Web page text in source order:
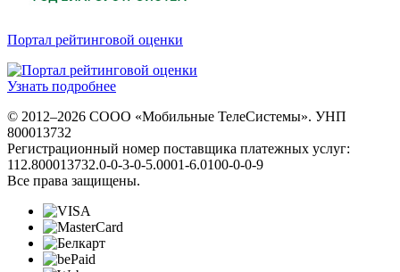
Портал рейтинговой оценки
Узнать подробнее
© 2012–2026 СООО «Мобильные ТелеСистемы». УНП
800013732
Регистрационный номер поставщика платежных услуг:
112.800013732.0-0-3-0-5.0001-6.0100-0-0-9
Все права защищены.